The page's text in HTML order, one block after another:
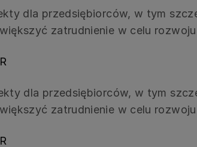
dla przedsiębiorców, w tym
zatrudnienie w celu
dla przedsiębiorców, w tym
zatrudnienie w celu